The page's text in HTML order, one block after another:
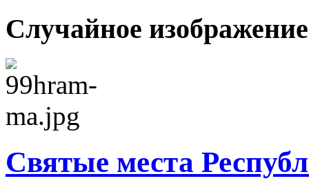
Случайное изображение
Святые места